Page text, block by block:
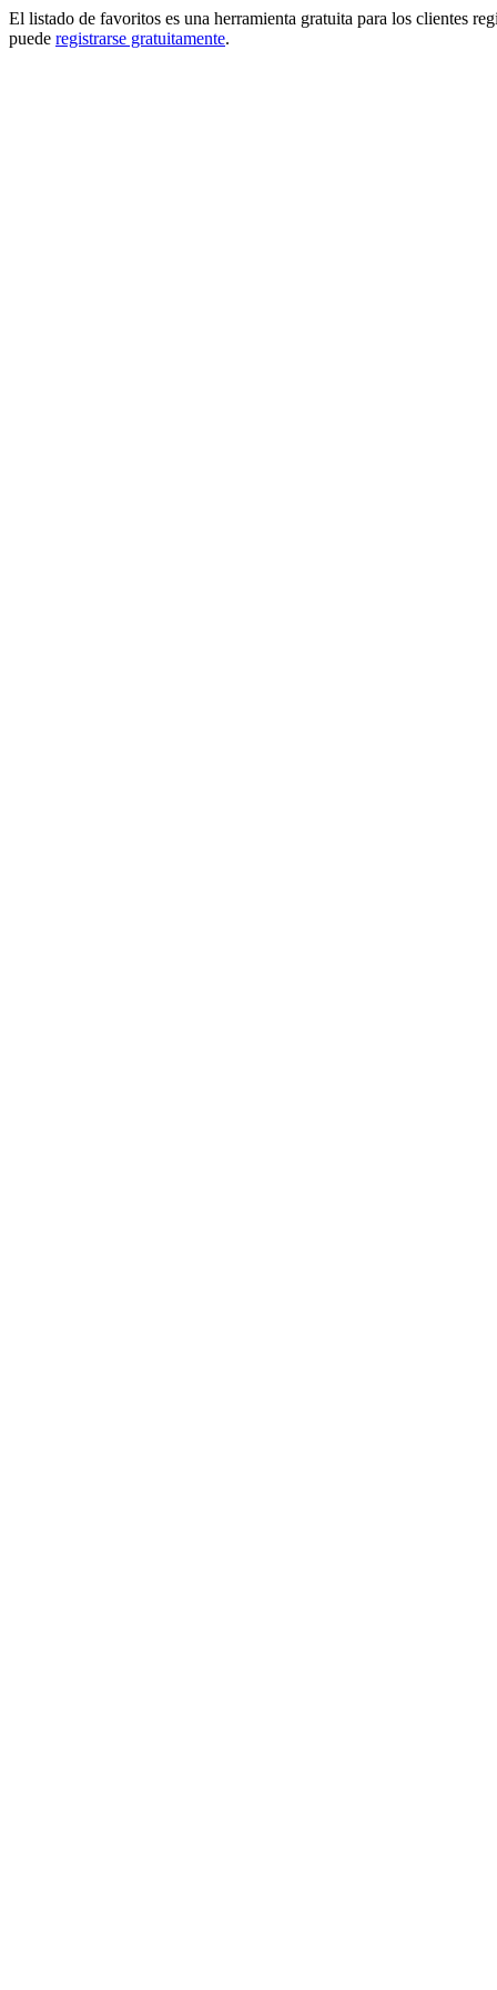
El listado de favoritos es una herramienta gratuita para los clientes
puede registrarse gratuitamente.